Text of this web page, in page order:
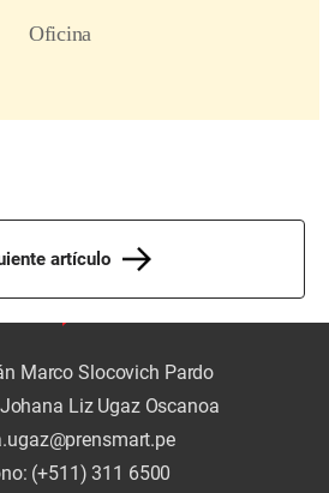
artículo
Marco Slocovich Pardo
Liz Ugaz Oscanoa
(+511) 311 6500